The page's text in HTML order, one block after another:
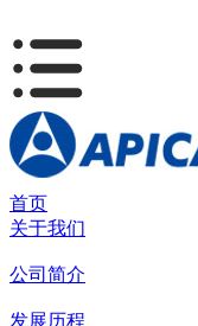
首页
关于我们
公司简介
发展历程